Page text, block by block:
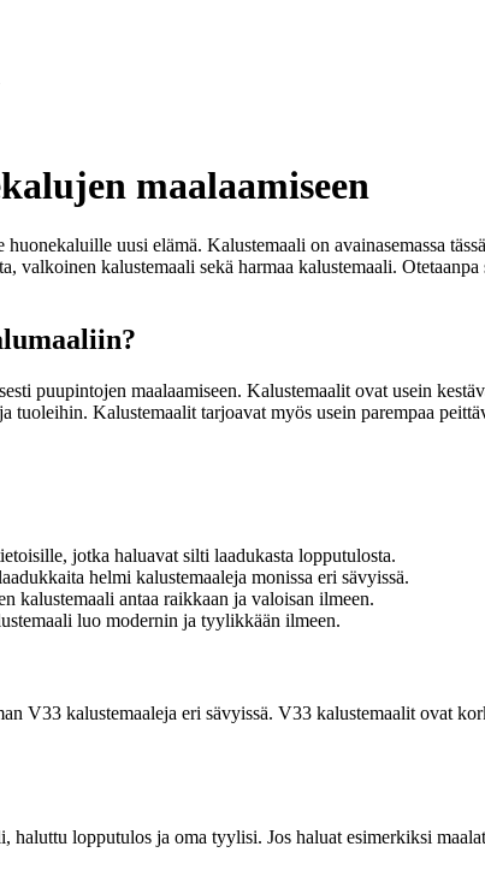
maalaamiseen
uusi elämä. Kalustemaali on avainasemassa
kalustemaali sekä harmaa kalustemaali.
puupintojen maalaamiseen. Kalustemaalit ovat usein
Kalustemaalit tarjoavat myös usein parempaa
jotka haluavat silti laadukasta lopputulosta.
helmi kalustemaaleja monissa eri sävyissä.
kalustemaali antaa raikkaan ja valoisan ilmeen.
luo modernin ja tyylikkään ilmeen.
V33 kalustemaaleja eri sävyissä. V33 kalustemaalit ovat
lopputulos ja oma tyylisi. Jos haluat esimerkiksi